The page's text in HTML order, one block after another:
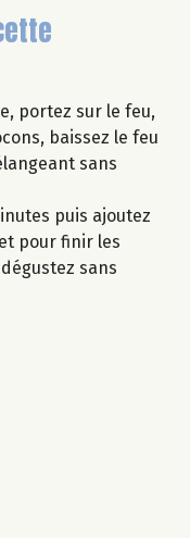
portez sur le feu,
baissez le feu
sans
puis ajoutez
pour finir les
sans